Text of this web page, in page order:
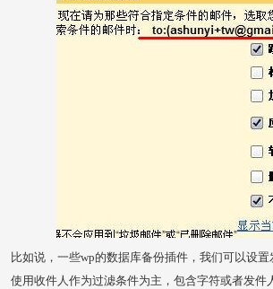
比如说，一些wp的数据库备份插件，我们可以设
使用收件人作为过滤条件为主，包含字符或者发件